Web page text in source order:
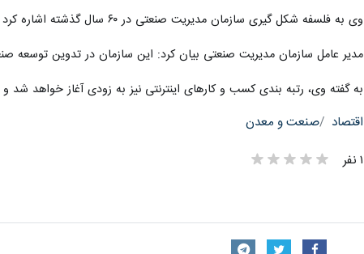
وی به فلسفه شکل گیری سازمان مدیریت صنعتی در ۶۰ سال گذشته اشاره کرد و گفت: این سازمان در حوزه مختلف آموزش،مشاوره و تحقیق فعالیت می کند و روند توسعه ای را در پیش دارد.
مدیر عامل سازمان مدیریت صنعتی بیان کرد: این سازمان در تدوین توسعه
به گفته وی، رتبه بندی کسب و کارهای اینترنتی نیز به زودی آغاز خواهد
اقتصاد صنعت و معدن
۱ نفر